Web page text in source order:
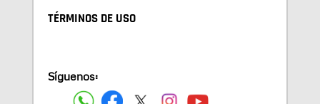
TÉRMINOS DE USO
Síguenos: